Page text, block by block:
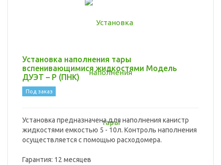
Установка наполнения тары
вспенивающимися жидкостями Модель
ДУЭТ – Р (ПНК)
Под заказ
Установка предназначена для наполнения канистр
жидкостями емкостью 5 - 10л. Контроль наполнения
осуществляется с помощью расходомера.
Гарантия: 12 месяцев